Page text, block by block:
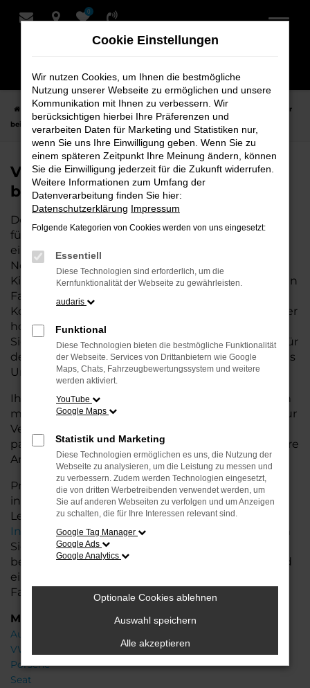
Zum
0
Startseite Leer VW VW Golf
VW Golf Tageszulassung für Leer
bei Schmidt + Koch
VW Golf Tageszulassung für Leer
bei Schmidt + Koch
Der VW Golf Tageszulassung ist die perfekte Wahl
für alle, die für Leer ein hochwertiges Fahrzeug zu
einem besonders attraktiven Preis suchen. Als
Neuwagen mit nur wenigen gefahrenen
Kilometern bietet er Ihnen alle Vorteile eines neuen
Fahrzeugs, jedoch zu deutlich besseren
Konditionen. Mit seiner modernen Ausstattung, der
hohen Effizienz und den fortschrittlichen
Sicherheitsfeatures ist der Golf die ideale Lösung für
den Stadtverkehr für Leer und längere Ausflüge ins
Umland.
Ihr VW Autohaus in der Nähe von Leer steht Ihnen
mit einer breiten Auswahl an Tageszulassungen zur
Verfügung. Unser Team hilft Ihnen, den Golf in der
passenden Ausstattungsvariante zu finden, der Ihre
Anforderungen und Wünsche erfüllt.
Profitieren Sie von zusätzlichen Services wie
individuellen Finanzierungs- und
Leasingangeboten, sowie der bequemen
InzahlungnahmeIhres alten Fahrzeugs. Besuchen
Sie uns und lassen Sie sich von unseren Experten
beraten. Wir bieten Ihnen eine große Auswahl und
eine persönliche Beratung, damit Sie das perfekte
Fahrzeug für Ihre Bedürfnisse finden.
Marken
Audi
VW
Porsche
Seat
Cookie Einstellungen
Wir nutzen Cookies, um Ihnen die bestmögliche
Nutzung unserer Webseite zu ermöglichen und unsere
Kommunikation mit Ihnen zu verbessern. Wir
berücksichtigen hierbei Ihre Präferenzen und
verarbeiten Daten für Marketing und Statistiken nur,
wenn Sie uns Ihre Einwilligung geben. Wenn Sie zu
einem späteren Zeitpunkt Ihre Meinung ändern, können
Sie die Einwilligung jederzeit für die Zukunft widerrufen.
Weitere Informationen zum Umfang der
Datenverarbeitung finden Sie hier:
Datenschutzerklärung Impressum
Folgende Kategorien von Cookies werden von uns eingesetzt:
Essentiell
Diese Technologien sind erforderlich, um die
Kernfunktionalität der Webseite zu gewährleisten.
audaris
Funktional
Diese Technologien bieten die bestmögliche Funktionalität
der Webseite. Services von Drittanbietern wie Google
Maps, Chats, Fahrzeugbewertungssystem und weitere
werden aktiviert.
YouTube
Google Maps
Statistik und Marketing
Diese Technologien ermöglichen es uns, die Nutzung der
Webseite zu analysieren, um die Leistung zu messen und
zu verbessern. Zudem werden Technologien eingesetzt,
die von dritten Werbetreibenden verwendet werden, um
Sie auf anderen Webseiten zu verfolgen und um Anzeigen
zu schalten, die für Ihre Interessen relevant sind.
Google Tag Manager
Google Ads
Google Analytics
Optionale Cookies ablehnen
Auswahl speichern
Alle akzeptieren